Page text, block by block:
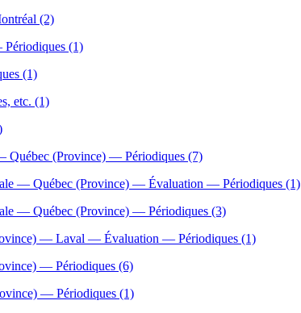
(2)
(1)
(1)
etc. (1)
Québec (Province) — Périodiques (7)
— Québec (Province) — Évaluation — Périodiques (1)
— Québec (Province) — Périodiques (3)
— Laval — Évaluation — Périodiques (1)
— Périodiques (6)
— Périodiques (1)